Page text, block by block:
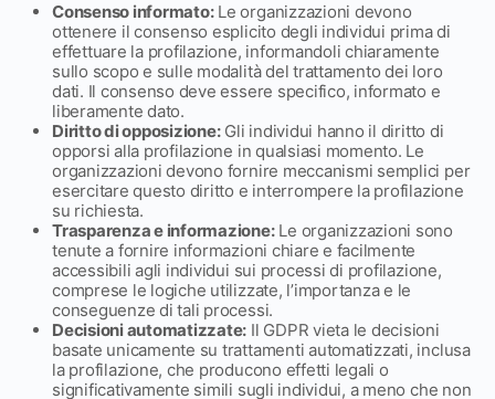
Consenso informato:Le organizzazioni devono
ottenere il consenso esplicito degli individui prima di
effettuare la profilazione, informandoli chiaramente
sullo scopo e sulle modalità del trattamento dei loro
dati. Il consenso deve essere specifico, informato e
liberamente dato.
Diritto di opposizione:Gli individui hanno il diritto di
opporsi alla profilazione in qualsiasi momento. Le
organizzazioni devono fornire meccanismi semplici per
esercitare questo diritto e interrompere la profilazione
su richiesta.
Trasparenza e informazione:Le organizzazioni sono
tenute a fornire informazioni chiare e facilmente
accessibili agli individui sui processi di profilazione,
comprese le logiche utilizzate, l’importanza e le
conseguenze di tali processi.
Decisioni automatizzate: Il GDPR vieta le decisioni
basate unicamente su trattamenti automatizzati, inclusa
la profilazione, che producono effetti legali o
significativamente simili sugli individui, a meno che non